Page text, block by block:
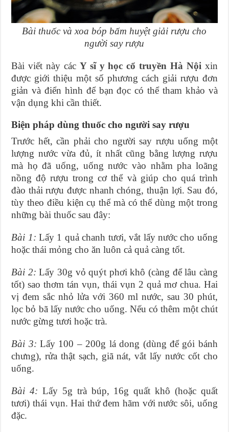
Bài thuốc và xoa bóp bấm huyệt giải rượu cho
người say rượu
Bài viết này các Y sĩ y học cổ truyền Hà Nộixin
được giới thiệu một số phương cách giải rượu đơn
giản và điển hình để bạn đọc có thể tham khảo và
vận dụng khi cần thiết.
Biện pháp dùng thuốc cho người say rượu
Trước hết, cần phải cho người say rượu uống một
lượng nước vừa đủ, ít nhất cũng bằng lượng rượu
mà họ đã uống, uống nước vào nhằm pha loãng
nồng độ rượu trong cơ thể và giúp cho quá trình
đào thải rượu được nhanh chóng, thuận lợi. Sau đó,
tùy theo điều kiện cụ thể mà có thể dùng một trong
những bài thuốc sau đây:
Bài 1: Lấy 1 quả chanh tươi, vắt lấy nước cho uống
hoặc thái mỏng cho ăn luôn cả quả càng tốt.
Bài 2: Lấy 30g vỏ quýt phơi khô (càng để lâu càng
tốt) sao thơm tán vụn, thái vụn 2 quả mơ chua. Hai
vị đem sắc nhỏ lửa với 360 ml nước, sau 30 phút,
lọc bỏ bã lấy nước cho uống. Nếu có thêm một chút
nước gừng tươi hoặc trà.
Bài 3: Lấy 100 – 200g lá dong (dùng để gói bánh
chưng), rửa thật sạch, giã nát, vắt lấy nước cốt cho
uống.
Bài 4: Lấy 5g trà búp, 16g quất khô (hoặc quất
tươi) thái vụn. Hai thứ đem hãm với nước sôi, uống
đặc.